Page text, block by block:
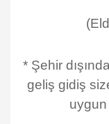
* Şehir
geliş gidiş
uygun